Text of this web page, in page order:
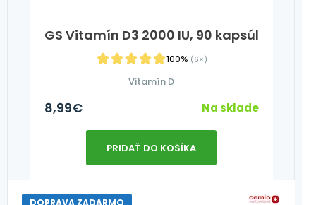
GS Vitamín D3 2000 IU, 90 kapsúl
100% (6×)
Vitamín D
8,99€ Na sklade
PRIDAŤ DO KOŠÍKA
DOPRAVA ZADARMO